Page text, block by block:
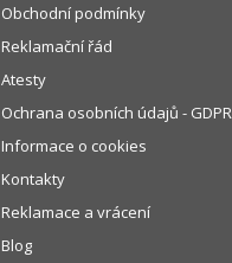
Obchodní podmínky
Reklamační řád
Atesty
Ochrana osobních údajů - GDPR
Informace o cookies
Kontakty
Reklamace a vrácení
Blog